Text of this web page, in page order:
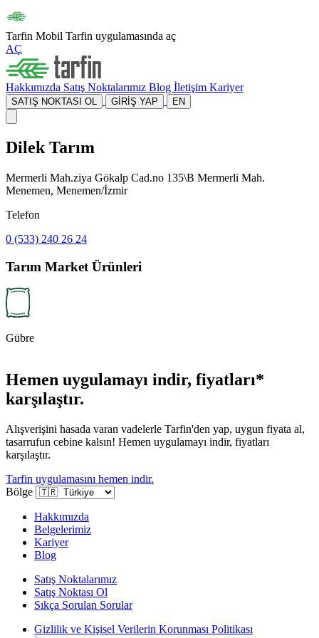
Tarfin Mobil Tarfin uygulamasında aç
AÇ
Hakkımızda Satış Noktalarımız Blog İletişim Kariyer
SATIŞ NOKTASI OL GİRİŞ YAP EN
Dilek Tarım
Mermerli Mah.ziya Gökalp Cad.no 135\B Mermerli Mah.
Menemen, Menemen/İzmir
Telefon
0 (533) 240 26 24
Tarım Market Ürünleri
Gübre
Hemen uygulamayı indir, fiyatları*
karşılaştır.
Alışverişini hasada varan vadelerle Tarfin'den yap, uygun fiyata al,
tasarrufun cebine kalsın! Hemen uygulamayı indir, fiyatları
karşılaştır.
Tarfin uygulamasını hemen indir.
Bölge
Hakkımızda
Belgelerimiz
Kariyer
Blog
Satış Noktalarımız
Satış Noktası Ol
Sıkça Sorulan Sorular
Gizlilik ve Kişisel Verilerin Korunması Politikası